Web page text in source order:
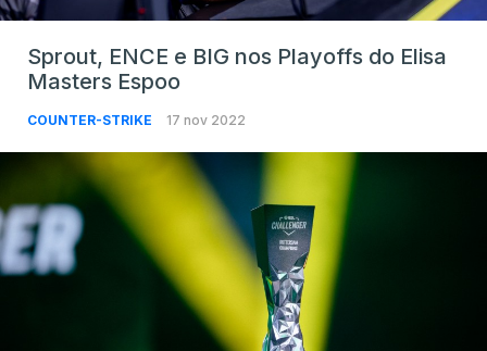
Sprout, ENCE e BIG nos Playoffs do Elisa
Masters Espoo
COUNTER-STRIKE 17 nov 2022